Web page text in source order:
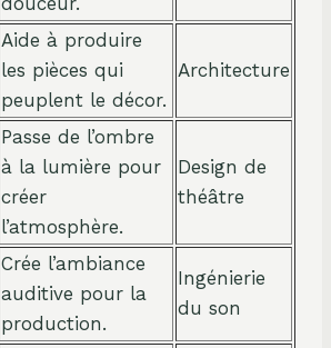
Aide à produire
les pièces qui
peuplent le décor.
Architecture
Passe de l’ombre
à la lumière pour
créer
l’atmosphère.
Design de
théâtre
Crée l’ambiance
auditive pour la
production.
Ingénierie
du son